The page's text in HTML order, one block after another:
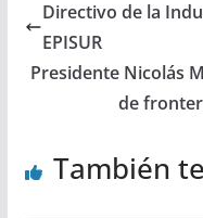
Directivo de la
EPISUR
Presidente Nicolás
de
También